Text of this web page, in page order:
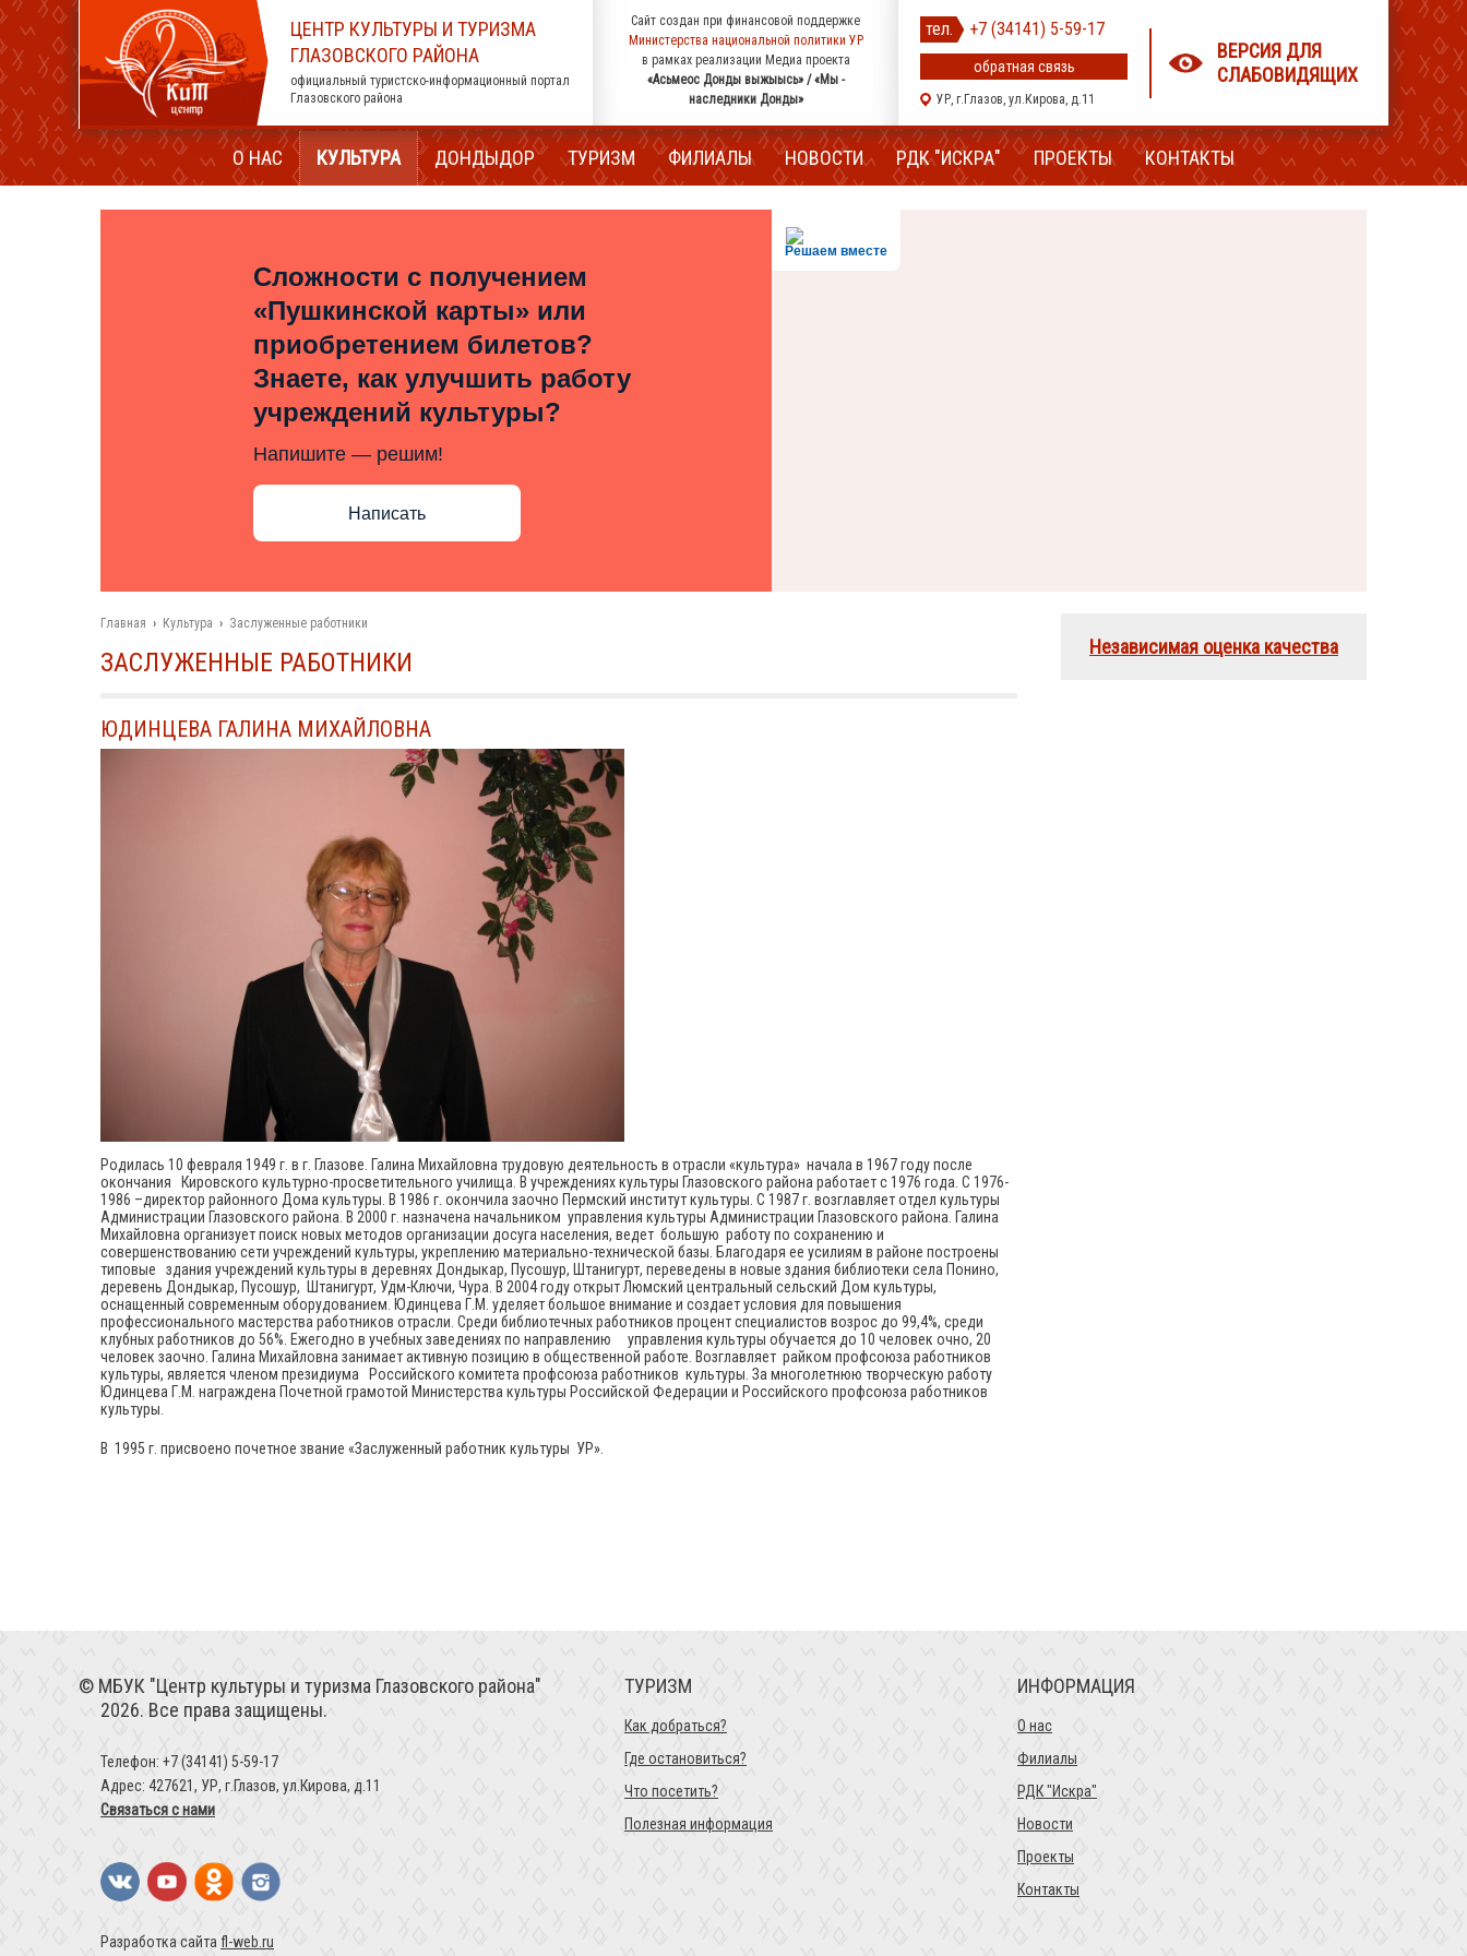
ЦЕНТР КУЛЬТУРЫ И ТУРИЗМА
ГЛАЗОВСКОГО РАЙОНА
официальный туристско-информационный портал
Глазовского района
Сайт создан при финансовой поддержке
Министерства национальной политики УР
в рамках реализации Медиа проекта
«Асьмеос Донды выжыысь» / «Мы -
наследники Донды»
тел. +7 (34141) 5-59-17
обратная связь
УР, г.Глазов, ул.Кирова, д.11
ВЕРСИЯ ДЛЯ
СЛАБОВИДЯЩИХ
О НАС КУЛЬТУРА ДОНДЫДОР ТУРИЗМ ФИЛИАЛЫ НОВОСТИ РДК "ИСКРА" ПРОЕКТЫ КОНТАКТЫ
Решаем вместе
Сложности с получением
«Пушкинской карты» или
приобретением билетов?
Знаете, как улучшить работу
учреждений культуры?
Напишите — решим!
Написать
Главная › Культура › Заслуженные работники
ЗАСЛУЖЕННЫЕ РАБОТНИКИ
ЮДИНЦЕВА ГАЛИНА МИХАЙЛОВНА
Родилась 10 февраля 1949 г. в г. Глазове. Галина Михайловна трудовую деятельность в отрасли «культура» начала в 1967 году после
окончания Кировского культурно-просветительного училища. В учреждениях культуры Глазовского района работает с 1976 года. С 1976-
1986 –директор районного Дома культуры. В 1986 г. окончила заочно Пермский институт культуры. С 1987 г. возглавляет отдел культуры
Администрации Глазовского района. В 2000 г. назначена начальником управления культуры Администрации Глазовского района. Галина
Михайловна организует поиск новых методов организации досуга населения, ведет большую работу по сохранению и
совершенствованию сети учреждений культуры, укреплению материально-технической базы. Благодаря ее усилиям в районе построены
типовые здания учреждений культуры в деревнях Дондыкар, Пусошур, Штанигурт, переведены в новые здания библиотеки села Понино,
деревень Дондыкар, Пусошур, Штанигурт, Удм-Ключи, Чура. В 2004 году открыт Люмский центральный сельский Дом культуры,
оснащенный современным оборудованием. Юдинцева Г.М. уделяет большое внимание и создает условия для повышения
профессионального мастерства работников отрасли. Среди библиотечных работников процент специалистов возрос до 99,4%, среди
клубных работников до 56%. Ежегодно в учебных заведениях по направлению управления культуры обучается до 10 человек очно, 20
человек заочно. Галина Михайловна занимает активную позицию в общественной работе. Возглавляет райком профсоюза работников
культуры, является членом президиума Российского комитета профсоюза работников культуры. За многолетнюю творческую работу
Юдинцева Г.М. награждена Почетной грамотой Министерства культуры Российской Федерации и Российского профсоюза работников
культуры.
В 1995 г. присвоено почетное звание «Заслуженный работник культуры УР».
Независимая оценка качества
МБУК "Центр культуры и туризма Глазовского района"
2026. Все права защищены.
Телефон: +7 (34141) 5-59-17
Адрес: 427621, УР, г.Глазов, ул.Кирова, д.11
Связаться с нами
Разработка сайта fl-web.ru
ТУРИЗМ
Как добраться?
Где остановиться?
Что посетить?
Полезная информация
ИНФОРМАЦИЯ
О нас
Филиалы
РДК "Искра"
Новости
Проекты
Контакты